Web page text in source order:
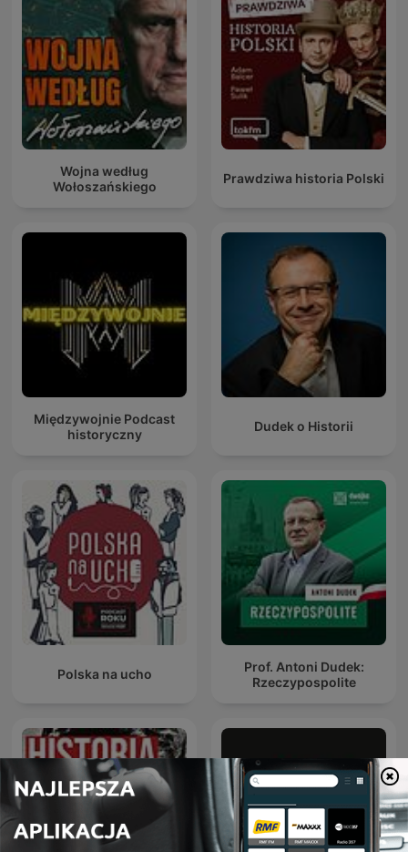
Wojna według
Wołoszańskiego
Prawdziwa historia Polski
Międzywojnie Podcast
historyczny
Dudek o Historii
Polska na ucho
Prof. Antoni Dudek:
Rzeczypospolite